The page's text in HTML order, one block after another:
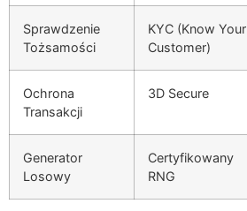
panel
panel
panel
panel
Sprawdzenie
Tożsamości
KYC (Know Your
Customer)
Ochrona
Transakcji
3D Secure
Generator
Losowy
Certyfikowany
RNG